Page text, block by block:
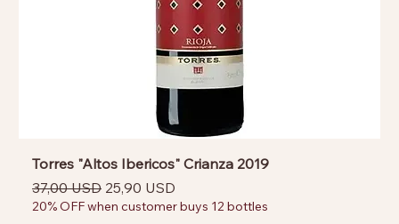
Torres "Altos Ibericos" Crianza 2019
Prezzo regolare
37,00 USD Prezzo scontato
25,90 USD
20% OFF when customer buys 12 bottles